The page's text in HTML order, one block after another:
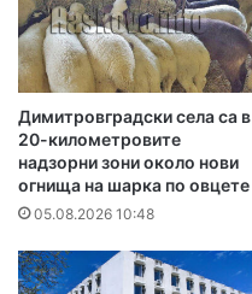
Димитровградски села са в
20-километровите
надзорни зони около нови
огнища на шарка по овцете
05.08.2026 10:48